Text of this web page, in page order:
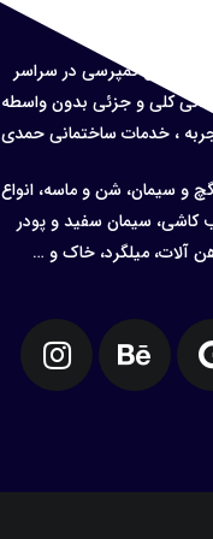
با نیسان کمپرسی در سراسر
کلی و جزئی بدون واسطه
و سیمان، شن و ماسه، انواع
کاشی، سیمان سفید و پودر
آلات، میلگرد، خاک و …